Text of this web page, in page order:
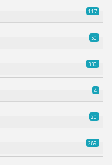
117
50
330
4
20
289